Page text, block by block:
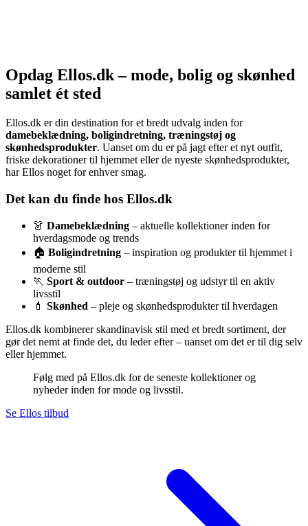
Opdag Ellos.dk – mode, bolig og skønhed
samlet ét sted
Ellos.dk er din destination for et bredt udvalg inden for
damebeklædning, boligindretning, træningstøj og
skønhedsprodukter. Uanset om du er på jagt efter et nyt outfit,
friske dekorationer til hjemmet eller de nyeste skønhedsprodukter,
har Ellos noget for enhver smag.
Det kan du finde hos Ellos.dk
👗 Damebeklædning – aktuelle kollektioner inden for
hverdagsmode og trends
🏠 Boligindretning – inspiration og produkter til hjemmet i
moderne stil
🏃 Sport & outdoor – træningstøj og udstyr til en aktiv
livsstil
💄 Skønhed – pleje og skønhedsprodukter til hverdagen
Ellos.dk kombinerer skandinavisk stil med et bredt sortiment, der
gør det nemt at finde det, du leder efter – uanset om det er til dig selv
eller hjemmet.
Følg med på Ellos.dk for de seneste kollektioner og
nyheder inden for mode og livsstil.
Se Ellos tilbud